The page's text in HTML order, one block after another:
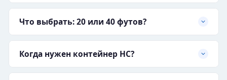
Что выбрать: 20 или 40 футов?
Когда нужен контейнер HC?